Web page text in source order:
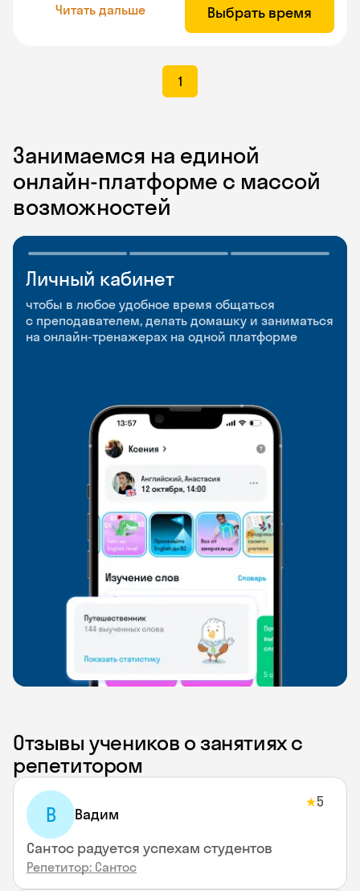
Читать дальше Выбрать время
1
Занимаемся на единой
онлайн-платформе с массой
возможностей
Личный кабинет
чтобы в любое удобное время общаться
с преподавателем, делать домашку и заниматься
на онлайн-тренажерах на одной платформе
Мобильное
приложение
чтобы заниматься и изучать новые слова где
и когда удобно
Разговорные клубы
и Talks
Групповые занятия для разговорной практики
и индивидуальные встречи с преподавателями
Отзывы учеников о занятиях с
репетитором
В Вадим
★5
Сантос радуется успехам студентов
Репетитор: Сантос